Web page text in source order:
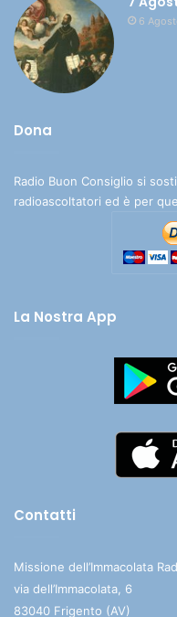
6
Dona
Radio Buon Consiglio si
radioascoltatori ed è per
La Nostra App
Contatti
Missione dell’Immacolata
via dell’Immacolata, 6
83040 Frigento (AV)